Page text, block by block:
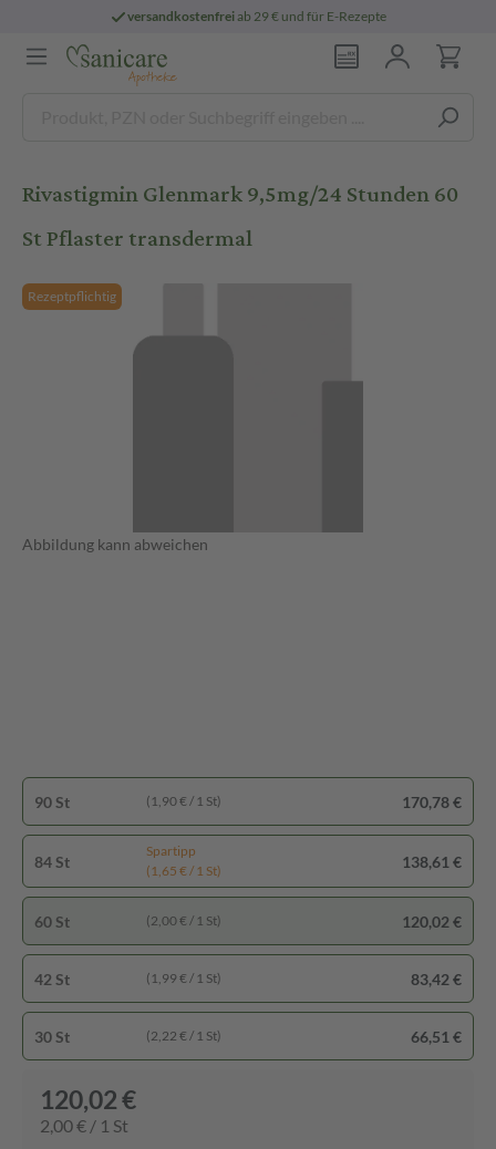
versandkostenfreiab 29 € und für E-Rezepte
Rivastigmin Glenmark 9,5mg/24 Stunden 60
St Pflaster transdermal
Rezeptpflichtig
Abbildung kann abweichen
90 St (1,90 € / 1 St) 170,78 €
84 St
Spartipp
(1,65 € / 1 St)
138,61 €
60 St (2,00 € / 1 St) 120,02 €
42 St (1,99 € / 1 St) 83,42 €
30 St (2,22 € / 1 St) 66,51 €
120,02 €
2,00 € / 1 St